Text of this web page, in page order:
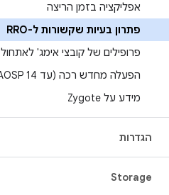
אפליקציה בזמן הריצה
פתרון בעיות שקשורות ל-RRO
פרופילים של קובצי אימג' לאתחול
הפעלה מחדש רכה (עד AOSP 14)
מידע על Zygote
הגדרות
Storage